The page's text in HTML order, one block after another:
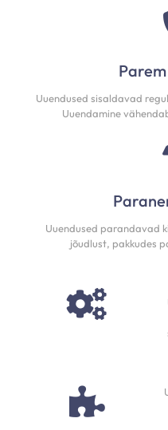
Uuendused sisaldavad
Uuendamine
Uuendused parandavad
jõudlust, pakkudes